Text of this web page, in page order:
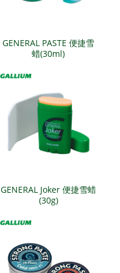
GENERAL PASTE 便捷雪
蜡(30ml)
GENERAL Joker 便捷雪蜡
(30g)